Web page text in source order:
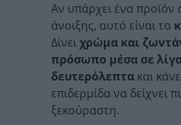
Αν υπάρχει ένα
άνοιξης, αυτό είναι το
Δίνειχρώμα και
πρόσωπο μέσα σε
δευτερόλεπτα και
επιδερμίδα να δείχνει
ξεκούραστη.